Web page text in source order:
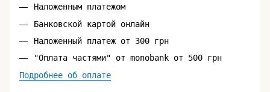
Наложенным платежом
Банковской картой онлайн
Наложенный платеж от 300 грн
"Оплата частями" от monobank от 500 грн
Подробнее об оплате